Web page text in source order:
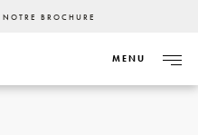
BROCHURE
MENU